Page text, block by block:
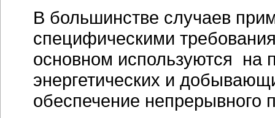
В большинстве случаев
специфическими
основном используются на
энергетических и
обеспечение непрерывного